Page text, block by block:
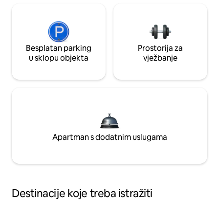
Besplatan parking
u sklopu objekta
Prostorija za
vježbanje
Apartman s dodatnim uslugama
Destinacije koje treba istražiti